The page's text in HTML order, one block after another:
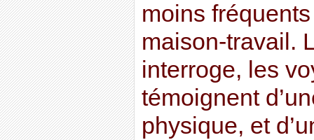
moins
maison-travail.
interroge, les
témoignent
physique, et